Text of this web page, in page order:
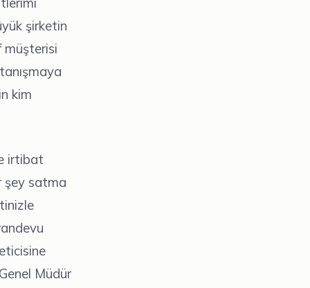
şirketin
müşterisi
kim
irtibat
şey satma
Müdür